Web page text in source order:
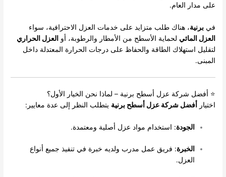
على مدار العام.
فيبرنية، هناك طلب متزايد على خدمات العزل الاحترافية، سواء
العزل المائي لحماية الأسطح من الأمطار والرطوبة، أو العزل الحراري
لتقليل استهلاك الطاقة والحفاظ على درجات الحرارة المعتدلة داخل
المبنى.
⭐ أفضل شركة عزل أسطح برنية – لماذا نحن الخيار الأول؟
اختيار
أفضل شركة عزل أسطح برنية يتطلب النظر إلى عدة معايير:
الجودة: استخدام مواد عزل أصلية ومعتمدة.
الخبرة: فريق عمل مدرب ولديه خبرة في تنفيذ جميع أنواع
العزل.